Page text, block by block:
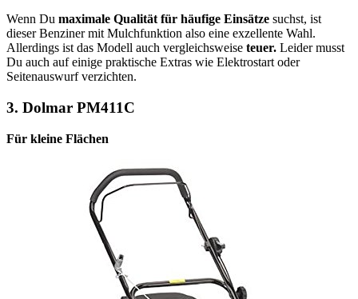
Wenn Du maximale Qualität für häufige Einsätze suchst, ist
dieser Benziner mit Mulchfunktion also eine exzellente Wahl.
Allerdings ist das Modell auch vergleichsweise teuer. Leider musst
Du auch auf einige praktische Extras wie Elektrostart oder
Seitenauswurf verzichten.
3. Dolmar PM411C
Für kleine Flächen